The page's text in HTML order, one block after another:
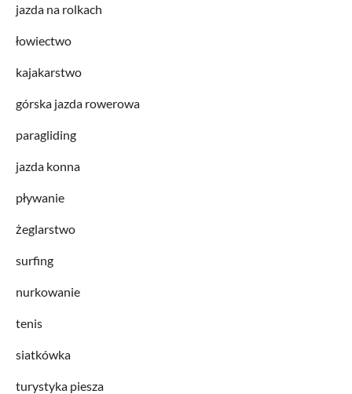
jazda na rolkach
łowiectwo
kajakarstwo
górska jazda rowerowa
paragliding
jazda konna
pływanie
żeglarstwo
surfing
nurkowanie
tenis
siatkówka
turystyka piesza